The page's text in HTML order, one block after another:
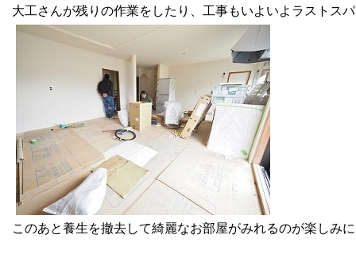
大工さんが残りの作業をしたり、工事もいよいよラストス
このあと養生を撤去して綺麗なお部屋がみれるのが楽しみ